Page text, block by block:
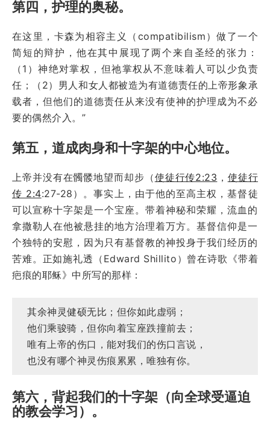
第四，护理的奥秘。
在这里，卡森为相容主义（compatibilism）做了一个
简短的辩护，他在其中展现了两个来自圣经的张力：
（1）神绝对掌权，但祂掌权从不意味着人可以少负责
任；（2）男人和女人都被造为有道德责任的上帝形象承
载者，但他们的道德责任从来没有使神的护理成为不必
要的偶然介入。”
第五，道成肉身和十字架的中心地位。
上帝并没有在髑髅地望而却步（使徒行传2:23 ， 使徒行
传 2:4:27-28）。事实上，由于他的至高主权，基督徒
可以宣称十字架是一个宝座。带着神秘和荣耀，流血的
拿撒勒人在他被悬挂的地方治理着万方。基督信仰是一
个独特的安慰，因为只有基督教的神投身于我们经历的
苦难。正如施礼透（Edward Shillito）曾在诗歌《带着
疤痕的耶稣》中所写的那样：
其余神灵健硕无比；但你如此虚弱；
他们乘骏骑，但你向着宝座跌撞前去；
唯有上帝的伤口，能对我们的伤口言说，
也没有哪个神灵伤痕累累，唯独有你。
第六，背起我们的十字架（向全球受逼迫
的教会学习）。